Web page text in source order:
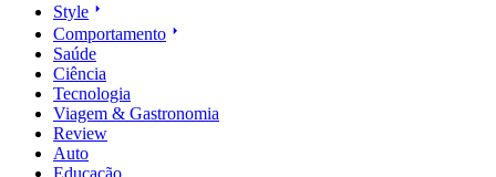
Style
Comportamento
Saúde
Ciência
Tecnologia
Viagem & Gastronomia
Review
Auto
Educação